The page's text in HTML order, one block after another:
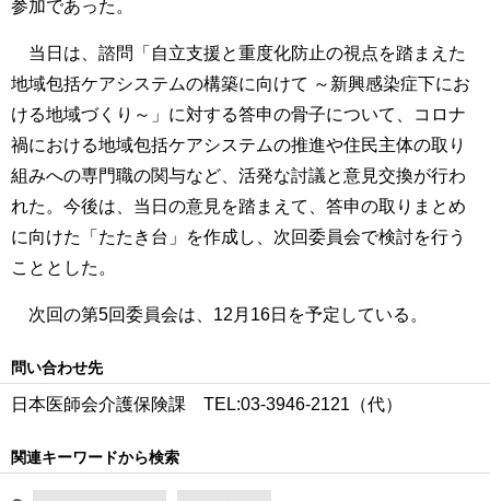
参加であった。
当日は、諮問「自立支援と重度化防止の視点を踏まえた
地域包括ケアシステムの構築に向けて ～新興感染症下にお
ける地域づくり～」に対する答申の骨子について、コロナ
禍における地域包括ケアシステムの推進や住民主体の取り
組みへの専門職の関与など、活発な討議と意見交換が行わ
れた。今後は、当日の意見を踏まえて、答申の取りまとめ
に向けた「たたき台」を作成し、次回委員会で検討を行う
こととした。
次回の第5回委員会は、12月16日を予定している。
問い合わせ先
日本医師会介護保険課 TEL:03-3946-2121（代）
関連キーワードから検索